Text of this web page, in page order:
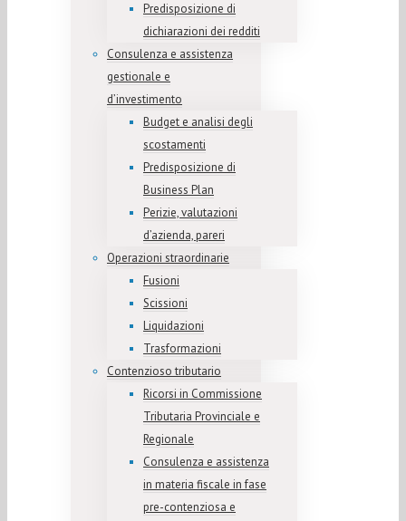
Predisposizione di
dichiarazioni dei redditi
Consulenza e assistenza
gestionale e
d’investimento
Budget e analisi degli
scostamenti
Predisposizione di
Business Plan
Perizie, valutazioni
d’azienda, pareri
Operazioni straordinarie
Fusioni
Scissioni
Liquidazioni
Trasformazioni
Contenzioso tributario
Ricorsi in Commissione
Tributaria Provinciale e
Regionale
Consulenza e assistenza
in materia fiscale in fase
pre-contenziosa e